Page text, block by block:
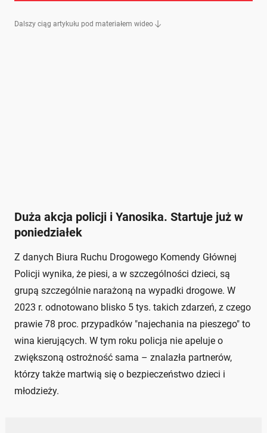
Dalszy ciąg artykułu pod materiałem wideo
Duża akcja policji i Yanosika. Startuje już w
poniedziałek
Z danych Biura Ruchu Drogowego Komendy Głównej
Policji wynika, że piesi, a w szczególności dzieci, są
grupą szczególnie narażoną na wypadki drogowe. W
2023 r. odnotowano blisko 5 tys. takich zdarzeń, z czego
prawie 78 proc. przypadków "najechania na pieszego" to
wina kierujących. W tym roku policja nie apeluje o
zwiększoną ostrożność sama – znalazła partnerów,
którzy także martwią się o bezpieczeństwo dzieci i
młodzieży.